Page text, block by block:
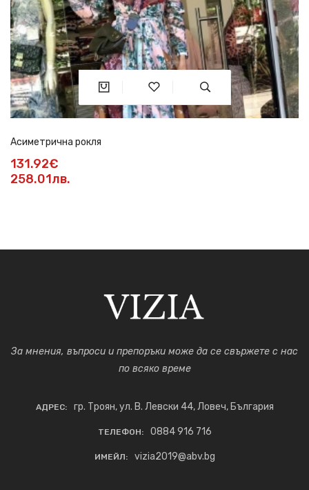
Асиметрична рокля
131.92€
258.01лв.
За мнения, въпроси и препоръки може да се свържете с нас
по всяко време
АДРЕС: гр. Троян, ул. В. Левски 44, Ловеч, България
ТЕЛЕФОН: 0884 916 716
ИМЕЙЛ: vizia2019@abv.bg